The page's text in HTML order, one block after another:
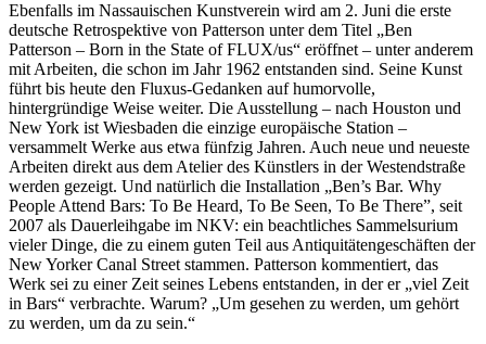
Ebenfalls im Nassauischen Kunstverein wird am 2. Juni die erste
deutsche Retrospektive von Patterson unter dem Titel „Ben
Patterson – Born in the State of FLUX/us“ eröffnet – unter anderem
mit Arbeiten, die schon im Jahr 1962 entstanden sind. Seine Kunst
führt bis heute den Fluxus-Gedanken auf humorvolle,
hintergründige Weise weiter. Die Ausstellung – nach Houston und
New York ist Wiesbaden die einzige europäische Station –
versammelt Werke aus etwa fünfzig Jahren. Auch neue und neueste
Arbeiten direkt aus dem Atelier des Künstlers in der Westendstraße
werden gezeigt. Und natürlich die Installation „Ben’s Bar. Why
People Attend Bars: To Be Heard, To Be Seen, To Be There”, seit
2007 als Dauerleihgabe im NKV: ein beachtliches Sammelsurium
vieler Dinge, die zu einem guten Teil aus Antiquitätengeschäften der
New Yorker Canal Street stammen. Patterson kommentiert, das
Werk sei zu einer Zeit seines Lebens entstanden, in der er „viel Zeit
in Bars“ verbrachte. Warum? „Um gesehen zu werden, um gehört
zu werden, um da zu sein.“